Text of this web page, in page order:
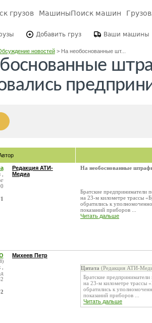
грузов МашиныПоиск машин
Добавить груз Ваши машины
новостей> На необоснованные шт...
Редакция АТИ-
Медиа
На необоснованные
Братские предприниматели
на 23-м километре трассы
обратились к
показаний приборов ...
Читать дальше
Михеев Петр
Цитата (Редакция АТИ-
Братские предприниматели
на 23-м километре трассы
обратились к
показаний приборов ...
Читать дальше